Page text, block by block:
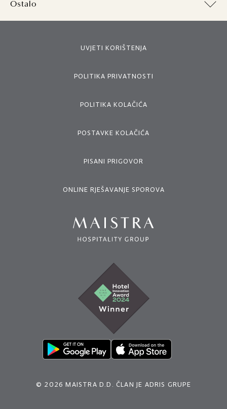
Ostalo
UVJETI KORIŠTENJA
POLITIKA PRIVATNOSTI
POLITIKA KOLAČIĆA
POSTAVKE KOLAČIĆA
PISANI PRIGOVOR
ONLINE RJEŠAVANJE SPOROVA
© 2026 MAISTRA D.D. ČLAN JE ADRIS GRUPE